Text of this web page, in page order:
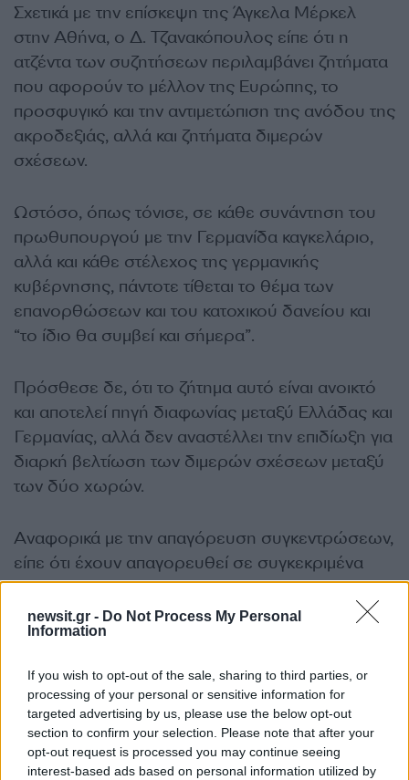
newsit.gr - Do Not Process My Personal
Information
If you wish to opt-out of the sale, sharing to third parties, or
processing of your personal or sensitive information for
targeted advertising by us, please use the below opt-out
section to confirm your selection. Please note that after your
opt-out request is processed you may continue seeing
interest-based ads based on personal information utilized by
Σχετικά με την επίσκεψη της Άγκελα Μέρκελ
στην Αθήνα, ο Δ. Τζανακόπουλος είπε ότι η
ατζέντα των συζητήσεων περιλαμβάνει ζητήματα
που αφορούν το μέλλον της Ευρώπης, το
προσφυγικό και την αντιμετώπιση της ανόδου της
ακροδεξιάς, αλλά και ζητήματα διμερών
σχέσεων.
Ωστόσο, όπως τόνισε, σε κάθε συνάντηση του
πρωθυπουργού με την Γερμανίδα καγκελάριο,
αλλά και κάθε στέλεχος της γερμανικής
κυβέρνησης, πάντοτε τίθεται το θέμα των
επανορθώσεων και του κατοχικού δανείου και
“το ίδιο θα συμβεί και σήμερα”.
Πρόσθεσε δε, ότι το ζήτημα αυτό είναι ανοικτό
και αποτελεί πηγή διαφωνίας μεταξύ Ελλάδας και
Γερμανίας, αλλά δεν αναστέλλει την επιδίωξη για
διαρκή βελτίωση των διμερών σχέσεων μεταξύ
των δύο χωρών.
Αναφορικά με την απαγόρευση συγκεντρώσεων,
είπε ότι έχουν απαγορευθεί σε συγκεκριμένα
σημεία, για την ασφάλεια της καγκελαρίου, αλλά
δεν επηρεάζει κατά κανένα τρόπο την
συγκέντρωση οργανώσεων, που θα γίνει
πηγή: ΑΠΕ – ΜΠΕ & Real fm